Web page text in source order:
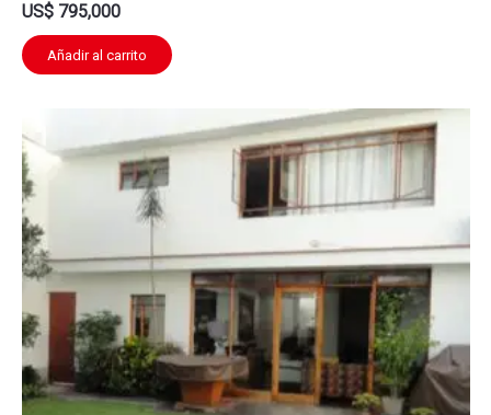
US$ 795,000
Añadir al carrito